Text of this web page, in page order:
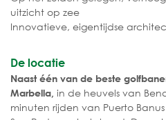
uitzicht op zee
Innovatieve, eigentijdse
De locatie
Naast één van de beste
Marbella, in de heuvels van
minuten rijden van Puerto